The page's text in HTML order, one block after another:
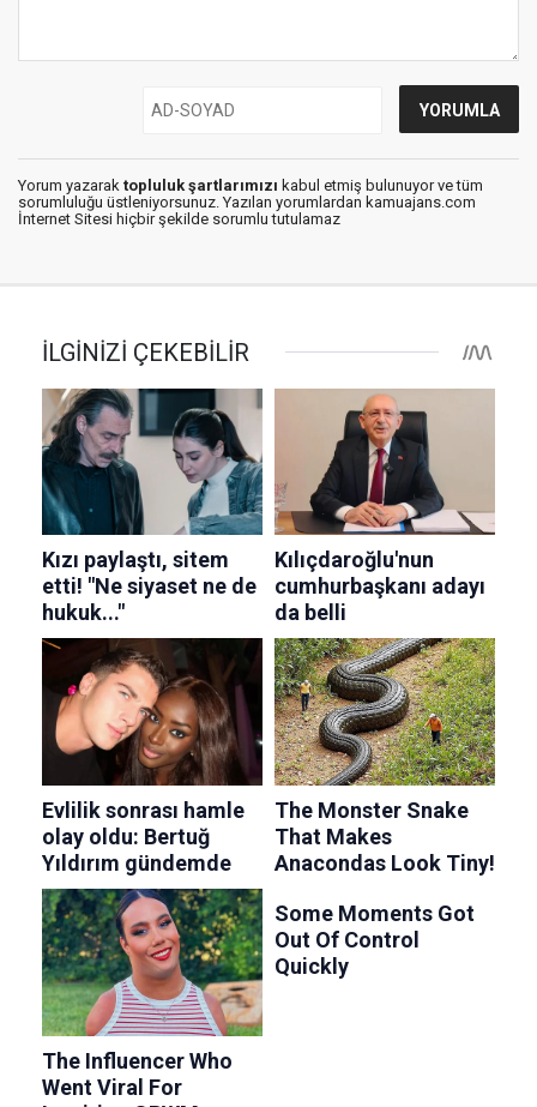
Yorum yazarak topluluk şartlarımızı kabul etmiş bulunuyor ve tüm
sorumluluğu üstleniyorsunuz. Yazılan yorumlardan kamuajans.com
İnternet Sitesi hiçbir şekilde sorumlu tutulamaz